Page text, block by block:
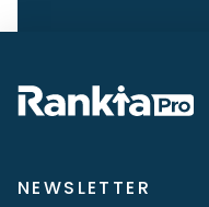
NEWSLETTER